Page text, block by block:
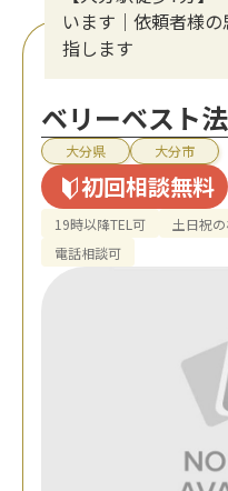
います｜依頼者様
指します
ベリーベスト
大分県 大分市
初回相談無料
19時以降TEL可 土日祝
電話相談可